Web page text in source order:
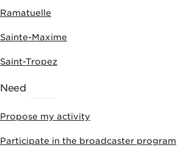
Ramatuelle
Sainte-Maxime
Saint-Tropez
Need
Propose my activity
Participate in the broadcaster program